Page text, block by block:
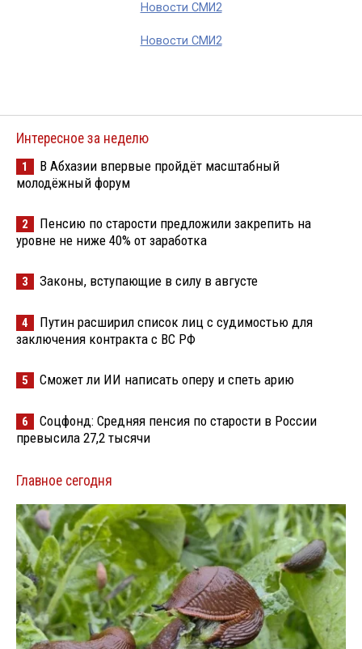
Новости СМИ2
Новости СМИ2
Интересное за неделю
1
В Абхазии впервые пройдёт масштабный
молодёжный форум
2
Пенсию по старости предложили закрепить на
уровне не ниже 40% от заработка
3 Законы, вступающие в силу в августе
4
Путин расширил список лиц с судимостью для
заключения контракта с ВС РФ
5 Сможет ли ИИ написать оперу и спеть арию
6
Соцфонд: Средняя пенсия по старости в России
превысила 27,2 тысячи
Главное сегодня